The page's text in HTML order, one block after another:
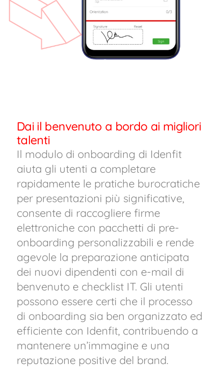
Dai il benvenuto a bordo ai migliori
talenti
Il modulo di onboarding di Idenfit
aiuta gli utenti a completare
rapidamente le pratiche burocratiche
per presentazioni più significative,
consente di raccogliere firme
elettroniche con pacchetti di pre-
onboarding personalizzabili e rende
agevole la preparazione anticipata
dei nuovi dipendenti con e-mail di
benvenuto e checklist IT. Gli utenti
possono essere certi che il processo
di onboarding sia ben organizzato ed
efficiente con Idenfit, contribuendo a
mantenere un’immagine e una
reputazione positive del brand.